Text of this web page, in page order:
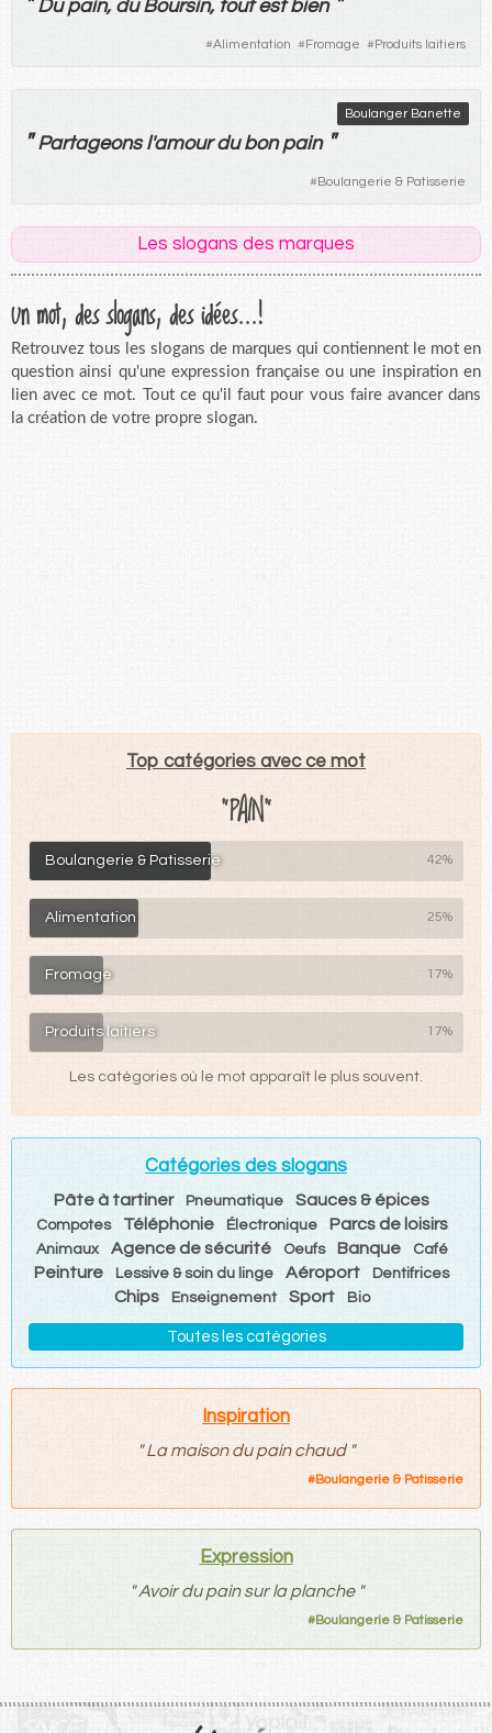
Du pain, duBoursin, tout est bien
#Alimentation #Fromage #Produits laitiers
Boulanger Banette
" Partageonsl'amour du bon pain "
#Boulangerie & Patisserie
Les slogans des marques
Un mot, des slogans, des idées...!
Retrouvez tous les slogans de marques qui contiennent le mot en
question ainsi qu'une expression française ou une inspiration en
lien avec ce mot. Tout ce qu'il faut pour vous faire avancer dans
la création de votre propre slogan.
Top catégories avec ce mot
"PAIN"
Boulangerie & Patisserie 42%
Alimentation 25%
Fromage 17%
Produits laitiers 17%
Les catégories où le mot apparaît le plus souvent.
Catégories des slogans
Pâte à tartiner Pneumatique Sauces & épices
Compotes Téléphonie Électronique Parcs de loisirs
Animaux Agence de sécurité Oeufs Banque Café
Peinture Lessive & soin du linge Aéroport Dentifrices
Chips Enseignement Sport Bio
Toutes les catégories
Inspiration
" La maison du pain chaud "
#Boulangerie & Patisserie
Expression
" Avoir du pain sur la planche "
#Boulangerie & Patisserie